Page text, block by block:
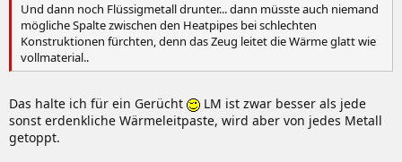
Und dann noch Flüssigmetall drunter... dann müsste auch niemand
mögliche Spalte zwischen den Heatpipes bei schlechten
Konstruktionen fürchten, denn das Zeug leitet die Wärme glatt wie
vollmaterial..
Das halte ich für ein Gerücht
LM ist zwar besser als jede
sonst erdenkliche Wärmeleitpaste, wird aber von jedes Metall
getoppt.